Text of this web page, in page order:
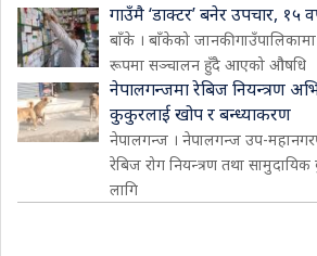
गाउँमै ‘डाक्टर’ बनेर उपचार, १५
बाँके । बाँकेको जानकी
रूपमा सञ्चालन हुँदै आएको औषधि
नेपालगन्जमा रेबिज नियन्त्रण
कुकुरलाई खोप र बन्ध्याकरण
नेपालगन्ज । नेपालगन्ज उप-
रेबिज रोग नियन्त्रण तथा
लागि